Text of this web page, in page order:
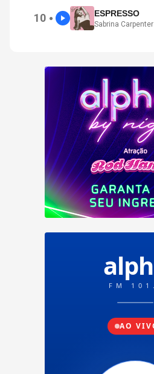
10 ● ESPRESSO
Sabrina Carpenter